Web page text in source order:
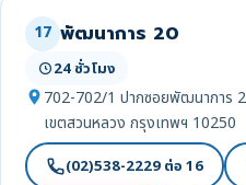
17 พัฒนาการ 20
24 ชั่วโมง
702-702/1 ปากซอยพัฒนาการ
เขตสวนหลวง กรุงเทพฯ 10250
(02)538-2229 ต่อ 16